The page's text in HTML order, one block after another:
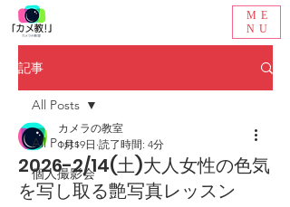
ME
NU
記事
All Posts
個人撮影会
All Posts
2026-2/14(土)大人女性の色気
を写し取る艶写真レッスン
カメラの教室
1月19日 読了時間: 4分